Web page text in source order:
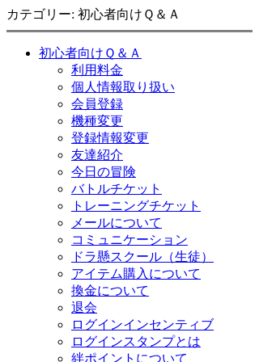
カテゴリー: 初心者向けＱ＆Ａ
初心者向けＱ＆Ａ
利用料金
個人情報取り扱い
会員登録
機種変更
登録情報変更
友達紹介
今日の冒険
バトルチケット
トレーニングチケット
メールについて
コミュニケーション
ドラ懸スクール（生徒）
アイテム購入について
換金について
退会
ログインインセンティブ
ログインスタンプとは
絆ポイントについて